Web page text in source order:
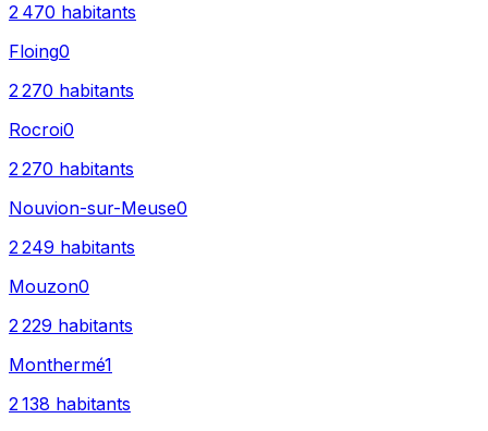
2 470 habitants
Floing0
2 270 habitants
Rocroi0
2 270 habitants
Nouvion-sur-Meuse0
2 249 habitants
Mouzon0
2 229 habitants
Monthermé1
2 138 habitants